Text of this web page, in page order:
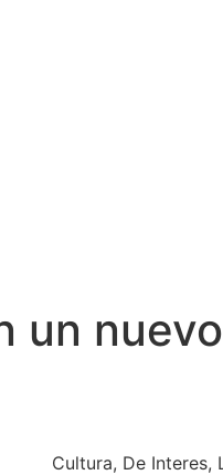
un
Cultura, De Interes,